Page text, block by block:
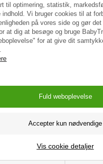
til optimering, statistik,
indhold. Vi bruger cookies til at
på vores side og gør
at dig at besøge og bruge
for at give dit
Vis cookie detaljer
Lyserød, lilla og pink
Plast
alder: +2 år
produceret
i opvaskemaskinen
Vis alle specifikationer